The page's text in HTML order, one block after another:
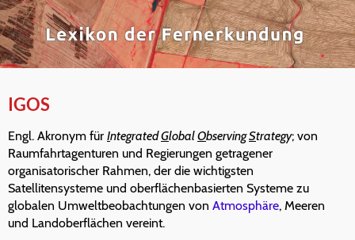
IGOS
Engl. Akronym für IntegratedGlobalObservingStrategy; von
Raumfahrtagenturen und Regierungen getragener
organisatorischer Rahmen, der die wichtigsten
Satellitensysteme und oberflächenbasierten Systeme zu
globalen Umweltbeobachtungen von Atmosphäre, Meeren
und Landoberflächen vereint.